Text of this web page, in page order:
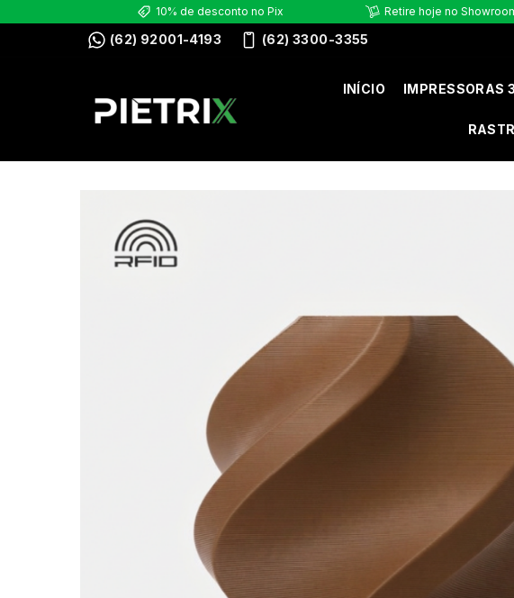
10% de desconto no Pix Retire hoje no
(62) 92001-4193 (62) 3300-3355
INÍCIO IMPRESSORAS